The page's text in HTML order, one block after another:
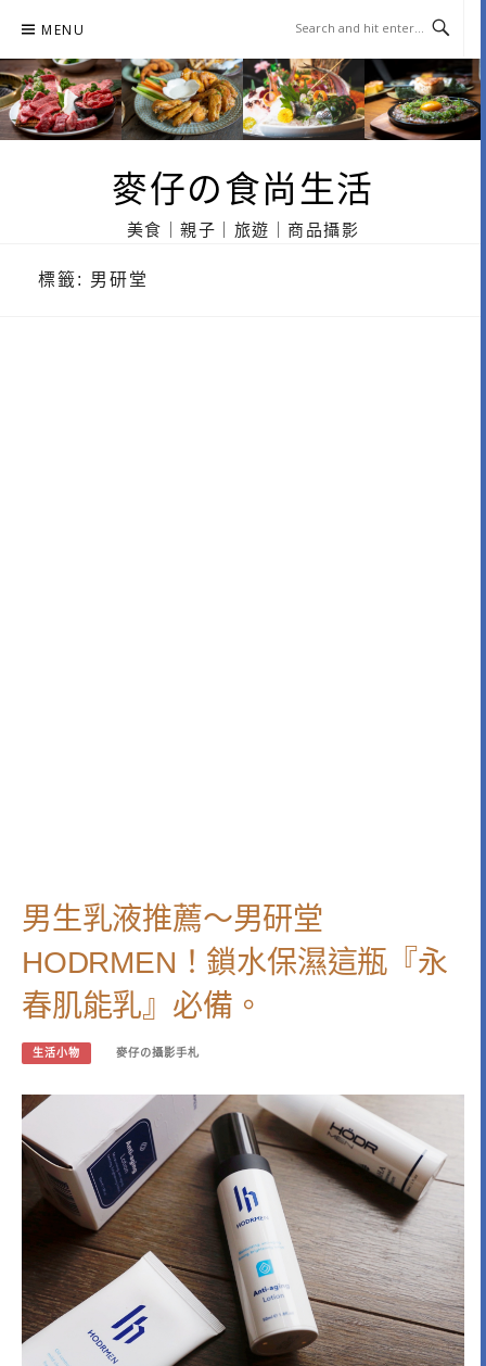
content
MENU
麥仔の食尚生活
美食｜親子｜旅遊｜商品攝影
標籤: 男研堂
男生乳液推薦～男研堂
HODRMEN！鎖水保濕這瓶『永
春肌能乳』必備。
生活小物 麥仔の攝影手札